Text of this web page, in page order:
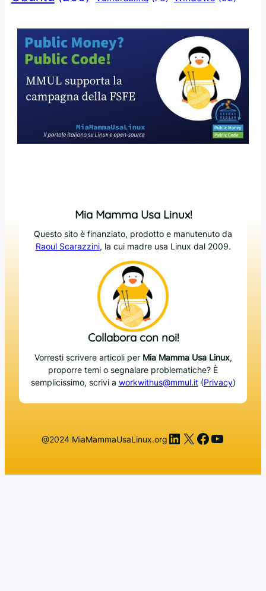
Mia Mamma Usa Linux!
Questo sito è finanziato, prodotto e manutenuto da
Raoul Scarazzini, la cui madre usa Linux dal 2009.
Collabora con noi!
Vorresti scrivere articoli per Mia Mamma Usa Linux,
proporre temi o segnalare problematiche? È
semplicissimo, scrivi a workwithus@mmul.it(Privacy)
@2024 MiaMammaUsaLinux.org LinkedIn
X Facebook